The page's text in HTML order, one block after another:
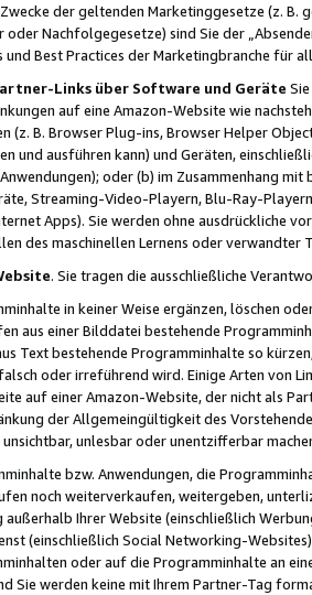
der geltenden Marketinggesetze (z. B.
oder Nachfolgegesetze) sind Sie der
und Best Practices der Marketingbranche für
Links über Software und Geräte
auf eine Amazon-Website wie
(z. B. Browser Plug-ins, Browser Helper
und ausführen kann) und Geräten,
oder (b) im Zusammenhang
Streaming-Video-Playern, Blu-Ray-
Apps). Sie werden ohne ausdrückliche
des maschinellen Lernens oder
. Sie tragen die ausschließliche
in keiner Weise ergänzen, löschen
aus einer Bilddatei bestehende
Text bestehende Programminhalte so
oder irreführend wird. Einige Arten von
auf einer Amazon-Website, der nicht als
der Allgemeingültigkeit des
unsichtbar, unlesbar oder unentzifferbar
bzw. Anwendungen, die
noch weiterverkaufen, weitergeben,
außerhalb Ihrer Website (einschließlich
(einschließlich Social Networking-
oder auf die Programminhalte an
Sie werden keine mit Ihrem Partner-Tag